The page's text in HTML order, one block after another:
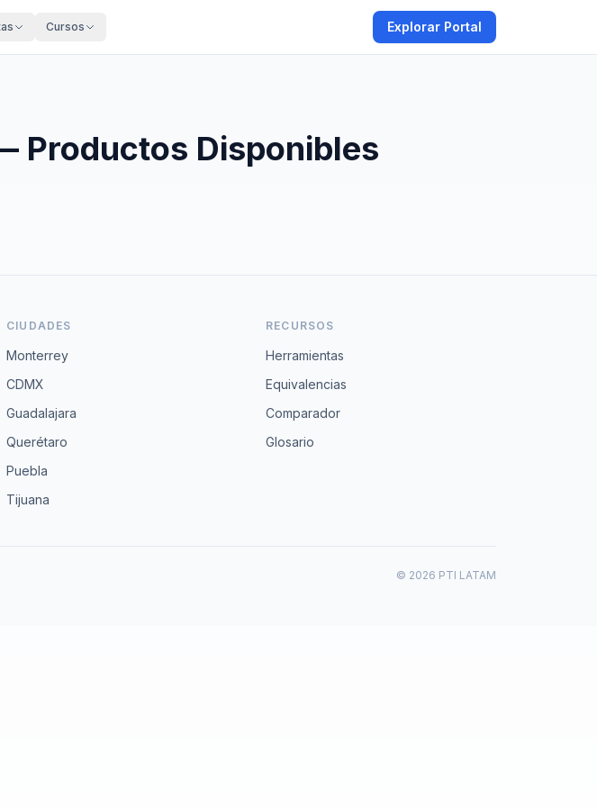
Cursos Explorar Portal
Productos Disponibles
CIUDADES
Monterrey
CDMX
Guadalajara
Querétaro
Puebla
Tijuana
RECURSOS
Herramientas
Equivalencias
Comparador
Glosario
© 2026 PTI LATAM